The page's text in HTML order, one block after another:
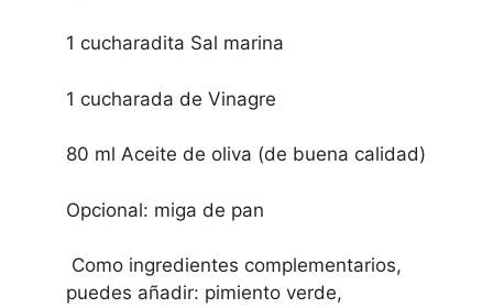
1 cucharadita Sal marina
1 cucharada de Vinagre
80 ml Aceite de oliva (de buena calidad)
Opcional: miga de pan
Como ingredientes complementarios,
puedes añadir: pimiento verde,